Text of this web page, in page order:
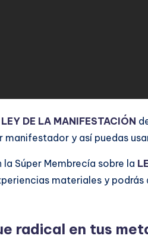
LEY DE LA MANIFESTACIÓN
manifestador y así puedas
Súper Membrecía sobre la
materiales y
radical en tus